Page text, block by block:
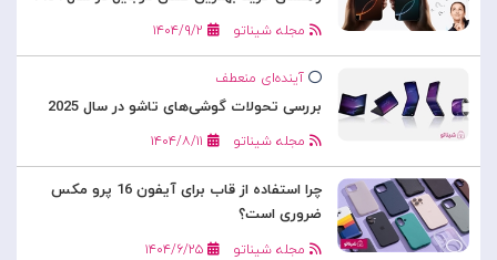
مجله شیناتو ۱۴۰۴/۹/۲
آینده‌ای منعطف
بررسی تحولات گوشی‌های تاشو در سال 2025
مجله شیناتو ۱۴۰۴/۸/۱۱
چرا استفاده از قاب برای آیفون 16 پرو مکس
ضروری است؟
مجله شیناتو ۱۴۰۴/۶/۲۵